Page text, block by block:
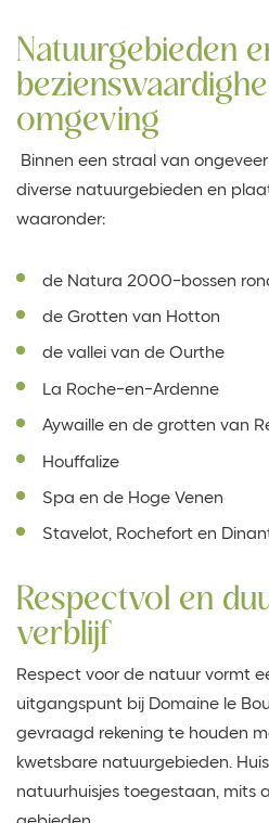
Natuurgebieden
omgeving
Binnen een straal van
diverse natuurgebieden en
waaronder:
de Natura 2000-bossen
de Grotten van Hotton
de vallei van de Ourthe
La Roche-en-Ardenne
Aywaille en de grotten van
Houffalize
Spa en de Hoge Venen
Stavelot, Rochefort en
Respectvol en
verblijf
Respect voor de natuur vormt
uitgangspunt bij Domaine le
gevraagd rekening te houden
kwetsbare natuurgebieden.
natuurhuisjes toegestaan, mits